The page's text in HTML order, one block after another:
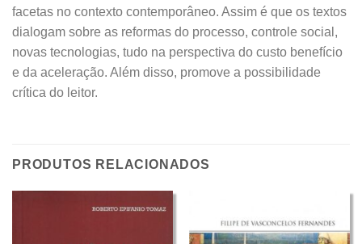
facetas no contexto contemporâneo. Assim é que os textos
dialogam sobre as reformas do processo, controle social,
novas tecnologias, tudo na perspectiva do custo benefício
e da aceleração. Além disso, promove a possibilidade
crítica do leitor.
PRODUTOS RELACIONADOS